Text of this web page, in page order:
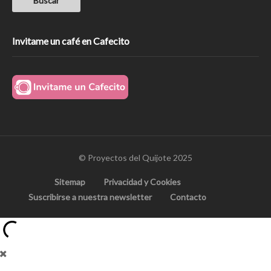
Invitame un café en Cafecito
© Proyectos del Quijote 2025
Sitemap
Privacidad y Cookies
Suscribirse a nuestra newsletter
Contacto